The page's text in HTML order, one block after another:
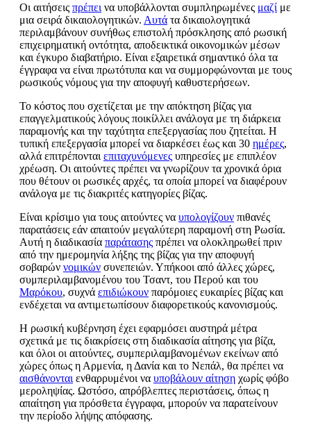
Οι αιτήσεις πρέπει να υποβάλλονται συμπληρωμένες μαζί με
μια σειρά δικαιολογητικών. Αυτά τα δικαιολογητικά
περιλαμβάνουν συνήθως επιστολή πρόσκλησης από ρωσική
επιχειρηματική οντότητα, αποδεικτικά οικονομικών μέσων
και έγκυρο διαβατήριο. Είναι εξαιρετικά σημαντικό όλα τα
έγγραφα να είναι πρωτότυπα και να συμμορφώνονται με τους
ρωσικούς νόμους για την αποφυγή καθυστερήσεων.
Το κόστος που σχετίζεται με την απόκτηση βίζας για
επαγγελματικούς λόγους ποικίλλει ανάλογα με τη διάρκεια
παραμονής και την ταχύτητα επεξεργασίας που ζητείται. Η
τυπική επεξεργασία μπορεί να διαρκέσει έως και 30 ημέρες,
αλλά επιτρέπονται επιταχυνόμενες υπηρεσίες με επιπλέον
χρέωση. Οι αιτούντες πρέπει να γνωρίζουν τα χρονικά όρια
που θέτουν οι ρωσικές αρχές, τα οποία μπορεί να διαφέρουν
ανάλογα με τις διακριτές κατηγορίες βίζας.
Είναι κρίσιμο για τους αιτούντες να υπολογίζουν πιθανές
παρατάσεις εάν απαιτούν μεγαλύτερη παραμονή στη Ρωσία.
Αυτή η διαδικασία παράτασης πρέπει να ολοκληρωθεί πριν
από την ημερομηνία λήξης της βίζας για την αποφυγή
σοβαρών νομικών συνεπειών. Υπήκοοι από άλλες χώρες,
συμπεριλαμβανομένου του Τσαντ, του Περού και του
Μαρόκου, συχνά επιδιώκουν παρόμοιες ευκαιρίες βίζας και
ενδέχεται να αντιμετωπίσουν διαφορετικούς κανονισμούς.
Η ρωσική κυβέρνηση έχει εφαρμόσει αυστηρά μέτρα
σχετικά με τις διακρίσεις στη διαδικασία αίτησης για βίζα,
και όλοι οι αιτούντες, συμπεριλαμβανομένων εκείνων από
χώρες όπως η Αρμενία, η Δανία και το Νεπάλ, θα πρέπει να
αισθάνονται ενθαρρυμένοι να υποβάλουν αίτηση χωρίς φόβο
μεροληψίας. Ωστόσο, απρόβλεπτες περιστάσεις, όπως η
απαίτηση για πρόσθετα έγγραφα, μπορούν να παρατείνουν
την περίοδο λήψης απόφασης.